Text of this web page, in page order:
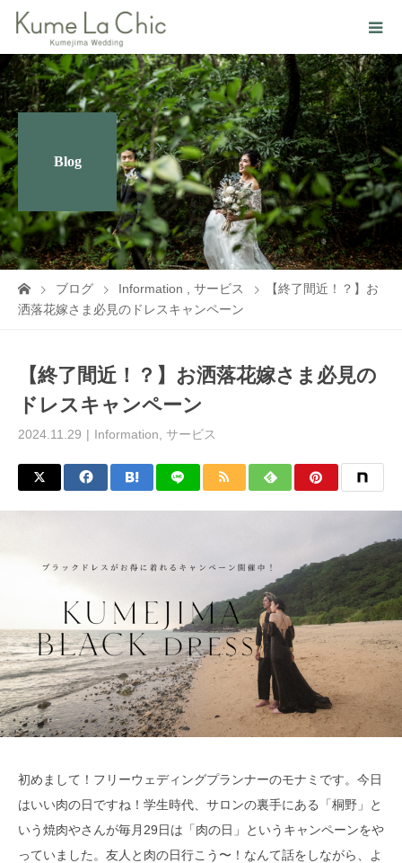
Blog
ブログ Information サービス
【終了間近！？】お
洒落花嫁さま必見のドレスキャンペーン
【終了間近！？】お洒落花嫁さま必見の
ドレスキャンペーン
2024.11.29 Information サービス
初めまして！フリーウェディングプランナーのモナミです。今日
はいい肉の日ですね！学生時代、サロンの裏手にある「桐野」と
いう焼肉やさんが毎月29日は「肉の日」というキャンペーンをや
っていました。友人と肉の日行こう〜！なんて話をしながら、よ